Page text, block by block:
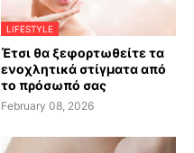
LIFESTYLE
Έτσι θα ξεφορτωθείτε τα
ενοχλητικά στίγματα από
το πρόσωπό σας
February 08, 2026